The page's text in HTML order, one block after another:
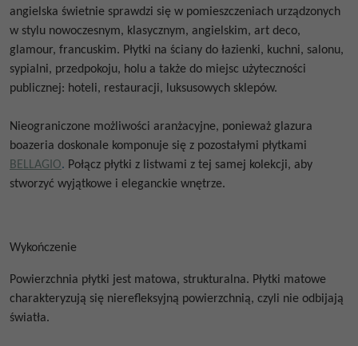
angielska świetnie sprawdzi się w pomieszczeniach urządzonych
w stylu nowoczesnym, klasycznym, angielskim, art deco,
glamour, francuskim. Płytki na ściany do łazienki, kuchni, salonu,
sypialni, przedpokoju, holu a także do miejsc użyteczności
publicznej: hoteli, restauracji, luksusowych sklepów.
Nieograniczone możliwości aranżacyjne, ponieważ glazura
boazeria doskonale komponuje się z pozostałymi płytkami
BELLAGIO. Połącz płytki z listwami z tej samej kolekcji, aby
stworzyć wyjątkowe i eleganckie wnętrze.
Wykończenie
Powierzchnia płytki jest matowa, strukturalna. Płytki matowe
charakteryzują się nierefleksyjną powierzchnią, czyli nie odbijają
światła.